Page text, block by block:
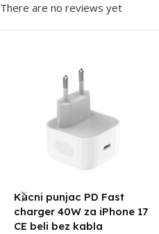
There are no reviews yet
Kucni punjac PD Fast
charger 40W za iPhone 17
CE beli bez kabla